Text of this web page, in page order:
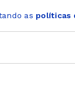
as políticas